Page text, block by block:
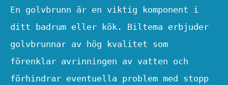
En golvbrunn är en viktig komponent i
ditt badrum eller kök. Biltema erbjuder
golvbrunnar av hög kvalitet som
förenklar avrinningen av vatten och
förhindrar eventuella problem med stopp